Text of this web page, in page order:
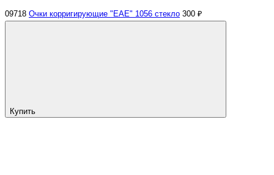
09718 Очки корригирующие "EAE" 1056 стекло 300 ₽
Купить